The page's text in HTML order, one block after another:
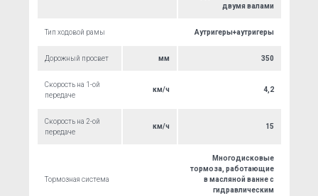
двумя валами
Тип ходовой рамы Аутригеры+аутригеры
Дорожный просвет мм 350
Скорость на 1-ой
передаче
км/ч 4,2
Скорость на 2-ой
передаче
км/ч 15
Тормозная система
Многодисковые
тормоза, работающие
в масляной ванне с
гидравлическим